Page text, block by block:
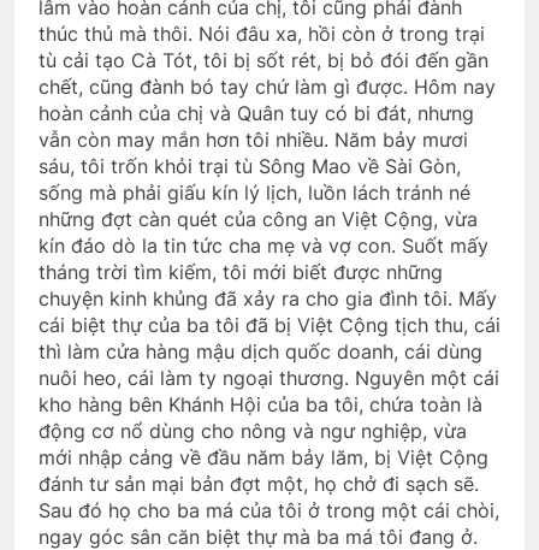
lâm vào hoàn cảnh của chị, tôi cũng phải đành
thúc thủ mà thôi. Nói đâu xa, hồi còn ở trong trại
tù cải tạo Cà Tót, tôi bị sốt rét, bị bỏ đói đến gần
chết, cũng đành bó tay chứ làm gì được. Hôm nay
hoàn cảnh của chị và Quân tuy có bi đát, nhưng
vẫn còn may mắn hơn tôi nhiều. Năm bảy mươi
sáu, tôi trốn khỏi trại tù Sông Mao về Sài Gòn,
sống mà phải giấu kín lý lịch, luồn lách tránh né
những đợt càn quét của công an Việt Cộng, vừa
kín đáo dò la tin tức cha mẹ và vợ con. Suốt mấy
tháng trời tìm kiếm, tôi mới biết được những
chuyện kinh khủng đã xảy ra cho gia đình tôi. Mấy
cái biệt thự của ba tôi đã bị Việt Cộng tịch thu, cái
thì làm cửa hàng mậu dịch quốc doanh, cái dùng
nuôi heo, cái làm ty ngoại thương. Nguyên một cái
kho hàng bên Khánh Hội của ba tôi, chứa toàn là
động cơ nổ dùng cho nông và ngư nghiệp, vừa
mới nhập cảng về đầu năm bảy lăm, bị Việt Cộng
đánh tư sản mại bản đợt một, họ chở đi sạch sẽ.
Sau đó họ cho ba má của tôi ở trong một cái chòi,
ngay góc sân căn biệt thự mà ba má tôi đang ở.